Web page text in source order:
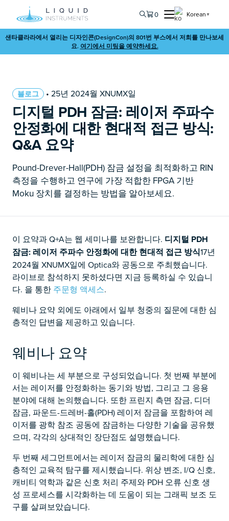
0 Korean ▼
샌타클라라에서 열리는 디자인콘(DesignCon)의 801번 부스에서 저희를 만나보세
요. 여기에서 미팅을 예약하세요.
블로그 • 25년 2024월 XNUMX일
디지털 PDH 잠금: 레이저 주파수
안정화에 대한 현대적 접근 방식:
Q&A 요약
Pound-Drever-Hall(PDH) 잠금 설정을 최적화하고 RIN
측정을 수행하고 연구에 가장 적합한 FPGA 기반
Moku 장치를 결정하는 방법을 알아보세요.
이 요약과 Q+A는 웹 세미나를 보완합니다. 디지털 PDH
잠금: 레이저 주파수 안정화에 대한 현대적 접근 방식17년
2024월 XNUMX일에 Optica와 공동으로 주최했습니다.
라이브로 참석하지 못하셨다면 지금 등록하실 수 있습니
다. 을 통한 주문형 액세스.
웨비나 요약 외에도 아래에서 일부 청중의 질문에 대한 심
층적인 답변을 제공하고 있습니다.
웨비나 요약
이 웨비나는 세 부분으로 구성되었습니다. 첫 번째 부분에
서는 레이저를 안정화하는 동기와 방법, 그리고 그 응용
분야에 대해 논의했습니다. 또한 프린지 측면 잠금, 디더
잠금, 파운드-드레버-홀(PDH) 레이저 잠금을 포함하여 레
이저를 광학 참조 공동에 잠금하는 다양한 기술을 공유했
으며, 각각의 상대적인 장단점도 설명했습니다.
두 번째 세그먼트에서는 레이저 잠금의 물리학에 대한 심
층적인 교육적 탐구를 제시했습니다. 위상 변조, I/Q 신호,
캐비티 역학과 같은 신호 처리 주제와 PDH 오류 신호 생
성 프로세스를 시각화하는 데 도움이 되는 그래픽 보조 도
구를 살펴보았습니다.